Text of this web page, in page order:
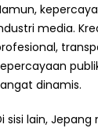
media.
dinamis.
sisi lain,